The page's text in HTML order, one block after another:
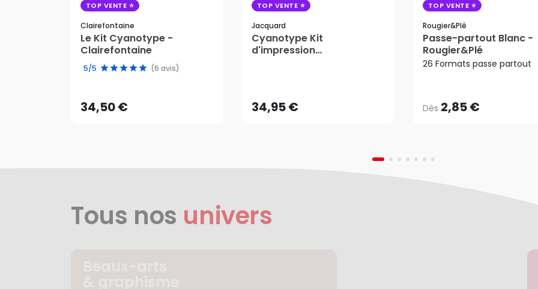
TOP VENTE
Clairefontaine
Le Kit Cyanotype -
Clairefontaine
5/5 (6 avis)
34,50 €
34,50 €
AJOUTER AU PANIER
TOP VENTE
Jacquard
Cyanotype Kit
d'impression
34,95 €AJOUTER AU PANIER
TOP VENTE
Rougier&plé
Passe-partout Blanc -
Rougier&Plé
26 Formats passe partout
Dès 2,85 €
Dès2,85 €
Tous nos univers